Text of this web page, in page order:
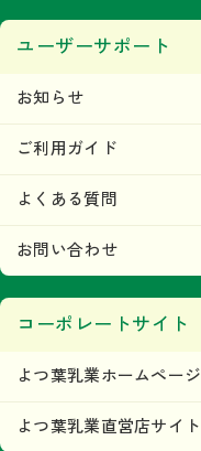
ユーザーサポート
お知らせ
ご利用ガイド
よくある質問
お問い合わせ
コーポレートサイト
よつ葉乳業ホームページ
よつ葉乳業直営店サイト